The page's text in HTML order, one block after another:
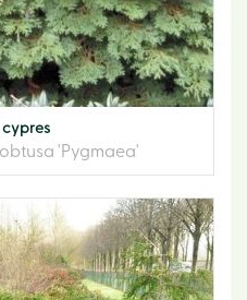
cypres
'Pygmaea'